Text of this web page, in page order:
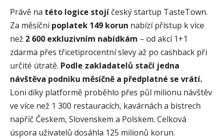
Právě na této logice stojí český startup TasteTown.
Za měsíčnípoplatek 149 korun nabízí přístup k více
než 2 600 exkluzivním nabídkám – od akcí 1+1
zdarma přes třicetiprocentní slevy až po cashback při
určité útratě. Podle zakladatelů stačí jedna
návštěva podniku měsíčně a předplatné se vrátí.
Loni díky platformě proběhlo přes půl milionu návštěv
ve více než 1 300 restauracích, kavárnách a bistrech
napříč Českem, Slovenskem a Polskem. Celková
úspora uživatelů dosáhla 125 milionů korun.